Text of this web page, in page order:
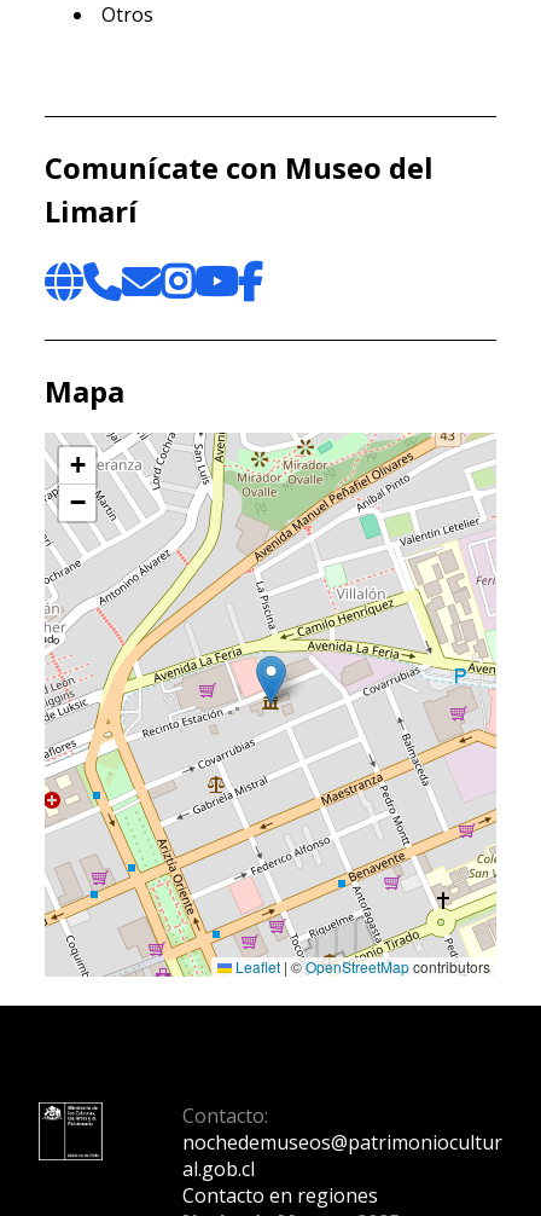
Otros
Comunícate con Museo del
Limarí
Mapa
+
−
Leaflet | ©OpenStreetMapcontributors
Contacto:
nochedemuseos@patrimoniocultur
al.gob.cl
Contacto en regiones